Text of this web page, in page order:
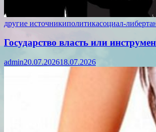
другие источникиполитикасоциал-
Государство власть или
admin20.07.202618.07.2026